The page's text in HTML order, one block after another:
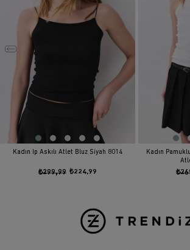
Kadın İp Askılı Atlet Bluz Siyah 8014
₺224,99
₺299,99
Kadın